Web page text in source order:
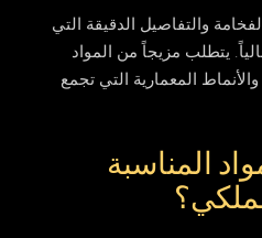
والتفاصيل الدقيقة التي
يتطلب مزيجاً من المواد
المعمارية التي تجمع
المناسبة